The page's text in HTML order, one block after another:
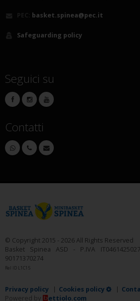
basket.spinea@pec.it
Safeguarding policy
Seguici su
Contatti
© Copyright 2015 - 2026 All Rights Reserved
Basket Spinea ASD - P.IVA
90171370274
Rel ID L1C15
Privacy policy Cookies policy
Powered by
ettiolo.com